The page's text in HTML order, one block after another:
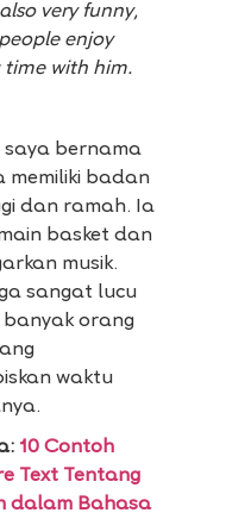
very funny,
enjoy
time with him.
bernama
memiliki badan
dan ramah. Ia
basket dan
musik.
sangat lucu
banyak orang
waktu
10 Contoh
Text Tentang
dalam Bahasa